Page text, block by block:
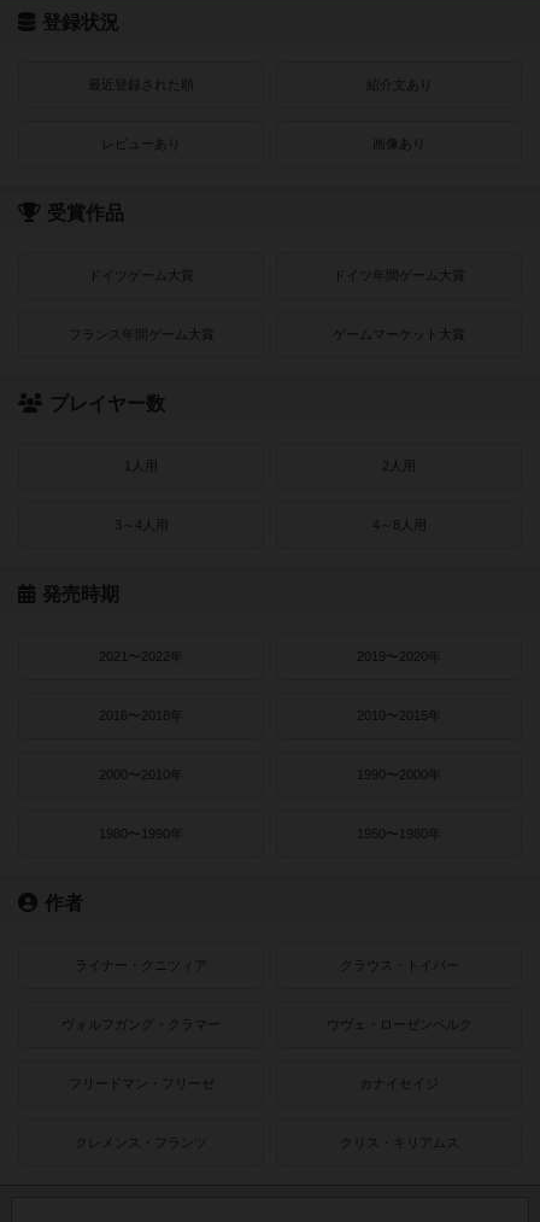
登録状況
最近登録された順 紹介文あり
レビューあり 画像あり
受賞作品
ドイツゲーム大賞 ドイツ年間ゲーム大賞
フランス年間ゲーム大賞 ゲームマーケット大賞
プレイヤー数
1人用 2人用
3～4人用 4～8人用
発売時期
2021〜2022年 2019〜2020年
2016〜2018年 2010〜2015年
2000〜2010年 1990〜2000年
1980〜1990年 1950〜1980年
作者
ライナー・クニツィア クラウス・トイバー
ヴォルフガング・クラマー ウヴェ・ローゼンベルク
フリードマン・フリーゼ カナイセイジ
クレメンス・フランツ クリス・キリアムス